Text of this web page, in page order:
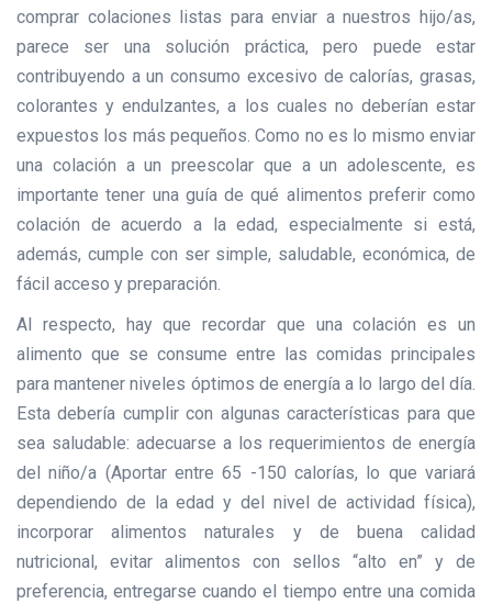
comprar colaciones listas para enviar a nuestros hijo/as,
parece ser una solución práctica, pero puede estar
contribuyendo a un consumo excesivo de calorías, grasas,
colorantes y endulzantes, a los cuales no deberían estar
expuestos los más pequeños. Como no es lo mismo enviar
una colación a un preescolar que a un adolescente, es
importante tener una guía de qué alimentos preferir como
colación de acuerdo a la edad, especialmente si está,
además, cumple con ser simple, saludable, económica, de
fácil acceso y preparación.
Al respecto, hay que recordar que una colación es un
alimento que se consume entre las comidas principales
para mantener niveles óptimos de energía a lo largo del día.
Esta debería cumplir con algunas características para que
sea saludable: adecuarse a los requerimientos de energía
del niño/a (Aportar entre 65 -150 calorías, lo que variará
dependiendo de la edad y del nivel de actividad física),
incorporar alimentos naturales y de buena calidad
nutricional, evitar alimentos con sellos “alto en” y de
preferencia, entregarse cuando el tiempo entre una comida